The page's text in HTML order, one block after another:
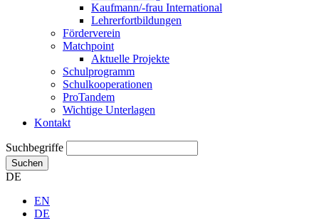
Kaufmann/-frau International
Lehrerfortbildungen
Förderverein
Matchpoint
Aktuelle Projekte
Schulprogramm
Schulkooperationen
ProTandem
Wichtige Unterlagen
Kontakt
Suchbegriffe
Suchen
DE
EN
DE